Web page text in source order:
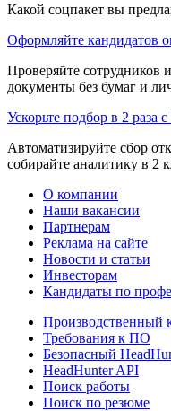
Какой соцпакет вы
Оформляйте кандидатов
Проверяйте сотрудников
документы без бумаг и
Ускорьте подбор в 2 раза
Автоматизируйте сбор
собирайте аналитику в 2
О компании
Наши вакансии
Партнерам
Реклама на сайте
Новости и статьи
Инвесторам
Кандидаты по
Производственный
Требования к ПО
Безопасный
HeadHunter API
Поиск работы
Поиск по резюме